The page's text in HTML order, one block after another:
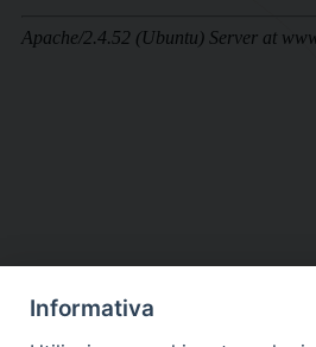
DIOCESI
Informativa